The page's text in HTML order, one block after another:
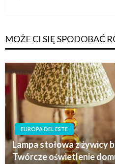
MOŻE CI SIĘ SPODOBAĆ
EUROPA DEL ESTE
Lampa stołowa z żywicy
Twórcze oświetlenie